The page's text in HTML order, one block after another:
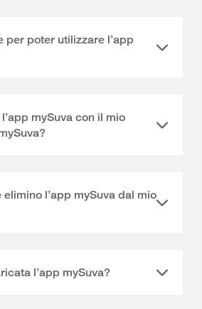
per poter utilizzare l’app
mySuva con il mio
l’app mySuva dal mio
l’app mySuva?